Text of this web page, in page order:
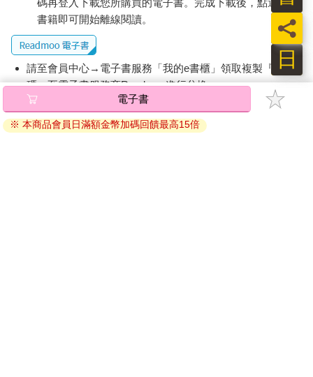
碼再登入下載您所購買的電子書。完成下載後，點選任一
書籍即可開始離線閱讀。
請至會員中心→電子書服務「我的e書櫃」領取複製『兌換
碼』至電子書服務商Readmoo進行兌換。
退換貨須知：
因版權保護，您在金石堂所購買的電子書僅能以金石堂專屬
電子書
※ 本商品會員日滿額金幣加碼回饋最高15倍
日
員